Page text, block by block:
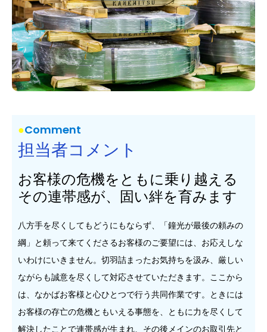
Comment
担当者コメント
お客様の危機をともに乗り越える
その連帯感が、固い絆を育みます
八方手を尽くしてもどうにもならず、「鐘光が最後の頼みの
綱」と頼って来てくださるお客様のご要望には、お応えしな
いわけにいきません。切羽詰まったお気持ちを汲み、厳しい
ながらも誠意を尽くして対応させていただきます。ここから
は、なかばお客様と心ひとつで行う共同作業です。ときには
お客様の存亡の危機ともいえる事態を、ともに力を尽くして
解決したことで連帯感が生まれ、その後メインのお取引先と